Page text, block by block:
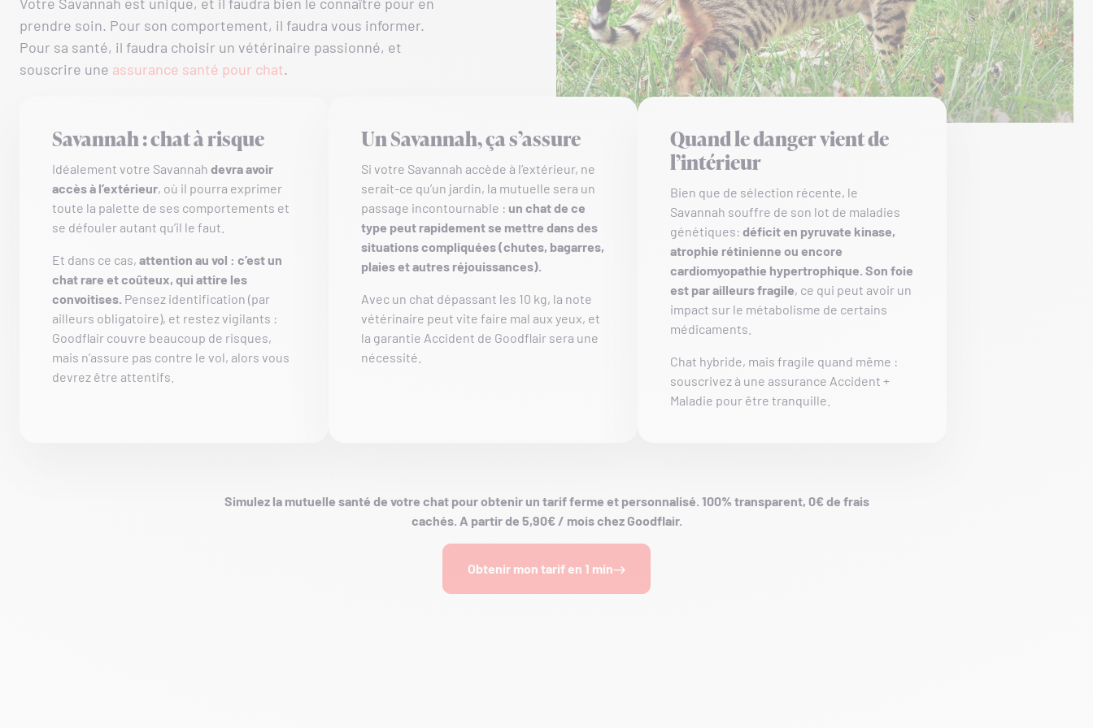
prendre soin. Pour son comportement, il faudra vous informer.
Pour sa santé, il faudra choisir un vétérinaire passionné, et
souscrire une assurance santé pour chat.
Savannah : chat à risque
Idéalement votre Savannah devra avoir
accès à l’extérieur, où il pourra exprimer
toute la palette de ses comportements et
se défouler autant qu’il le faut.
Et dans ce cas, attention au vol : c’est un
chat rare et coûteux, qui attire les
convoitises. Pensez identification (par
ailleurs obligatoire), et restez vigilants :
Goodflair couvre beaucoup de risques,
mais n’assure pas contre le vol, alors vous
devrez être attentifs.
Un Savannah, ça s’assure
Si votre Savannah accède à l’extérieur, ne
serait-ce qu’un jardin, la mutuelle sera un
passage incontournable : un chat de ce
type peut rapidement se mettre dans des
situations compliquées (chutes, bagarres,
plaies et autres réjouissances).
Avec un chat dépassant les 10 kg, la note
vétérinaire peut vite faire mal aux yeux, et
la garantie Accident de Goodflair sera une
nécessité.
Quand le danger vient de
l’intérieur
Bien que de sélection récente, le
Savannah souffre de son lot de maladies
génétiques: déficit en pyruvate kinase,
atrophie rétinienne ou encore
cardiomyopathie hypertrophique. Son foie
est par ailleurs fragile, ce qui peut avoir un
impact sur le métabolisme de certains
médicaments.
Chat hybride, mais fragile quand même :
souscrivez à une assurance Accident +
Maladie pour être tranquille.
Simulez la mutuelle santé de votre chat pour obtenir un tarif ferme et personnalisé. 100% transparent, 0€ de frais
cachés. A partir de 5,90€ / mois chez Goodflair.
Obtenir mon tarif en 1 min